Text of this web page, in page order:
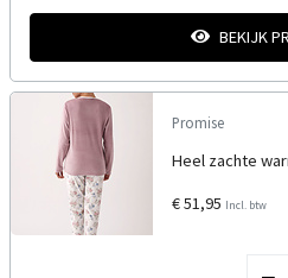
BEKIJK
Promise
Heel zachte
€ 51,95 Incl. btw